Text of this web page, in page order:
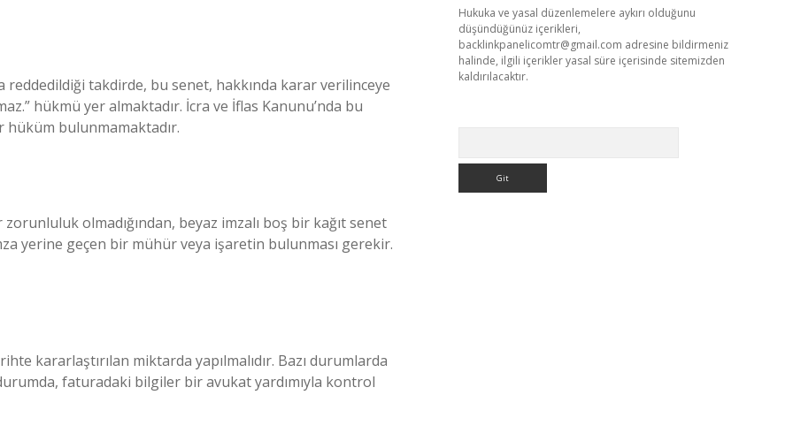
reddedildiği takdirde, bu senet, hakkında karar verilinceye
hükmü yer almaktadır. İcra ve İflas Kanunu’nda bu
bulunmamaktadır.
olmadığından, beyaz imzalı boş bir kağıt senet
yerine geçen bir mühür veya işaretin bulunması gerekir.
kararlaştırılan miktarda yapılmalıdır. Bazı durumlarda
faturadaki bilgiler bir avukat yardımıyla kontrol
Hukuka ve yasal düzenlemelere aykırı olduğunu
düşündüğünüz içerikleri,
backlinkpanelicomtr@gmail.com adresine bildirmeniz
halinde, ilgili içerikler yasal süre içerisinde sitemizden
kaldırılacaktır.